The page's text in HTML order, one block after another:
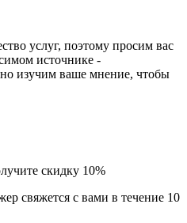
услуг, поэтому просим вас
источнике -
изучим ваше мнение, чтобы
скидку 10%
свяжется с вами в течение 10